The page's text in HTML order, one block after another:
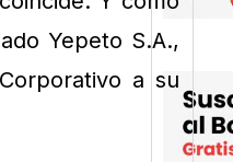
Yepeto S.A.,
a su